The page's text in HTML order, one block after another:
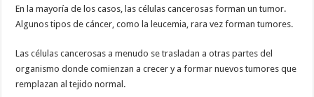
En la mayoría de los casos, las células cancerosas forman un tumor.
Algunos tipos de cáncer, como la leucemia, rara vez forman tumores.
Las células cancerosas a menudo se trasladan a otras partes del
organismo donde comienzan a crecer y a formar nuevos tumores que
remplazan al tejido normal.